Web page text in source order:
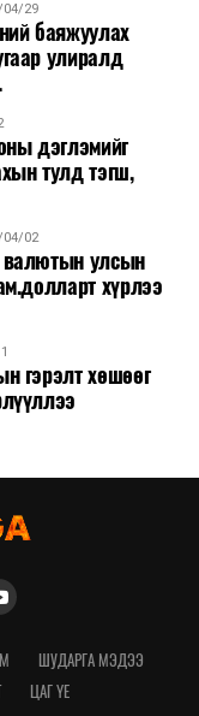
04/29
баяжуулах
улиралд
дэглэмийг
тулд тэгш,
04/02
улсын
хүрлээ
гэрэлт хөшөөг
ШУДАРГА МЭДЭЭ
ЦАГ ҮЕ